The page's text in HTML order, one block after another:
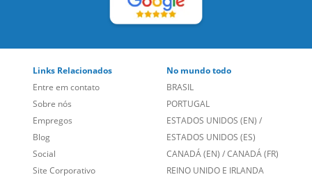
Sobre nós
Empregos
Blog
Social
Site Corporativo
Sugestões
Folheto dos Cursos de
PORTUGAL
ESTADOS UNIDOS (EN)
ESTADOS UNIDOS (ES)
CANADÁ (EN)/CANADÁ (FR)
REINO UNIDO E IRLANDA
AUSTRÁLIA E NOVA
ZELÂNDIA